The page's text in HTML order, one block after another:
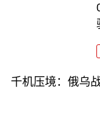
千机压境：俄乌